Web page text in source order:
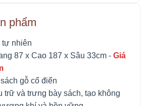
phẩm
tự nhiên
87 x Cao 187 x Sâu 33cm - Giá
gỗ cổ điển
trữ và trưng bày sách, tạo không